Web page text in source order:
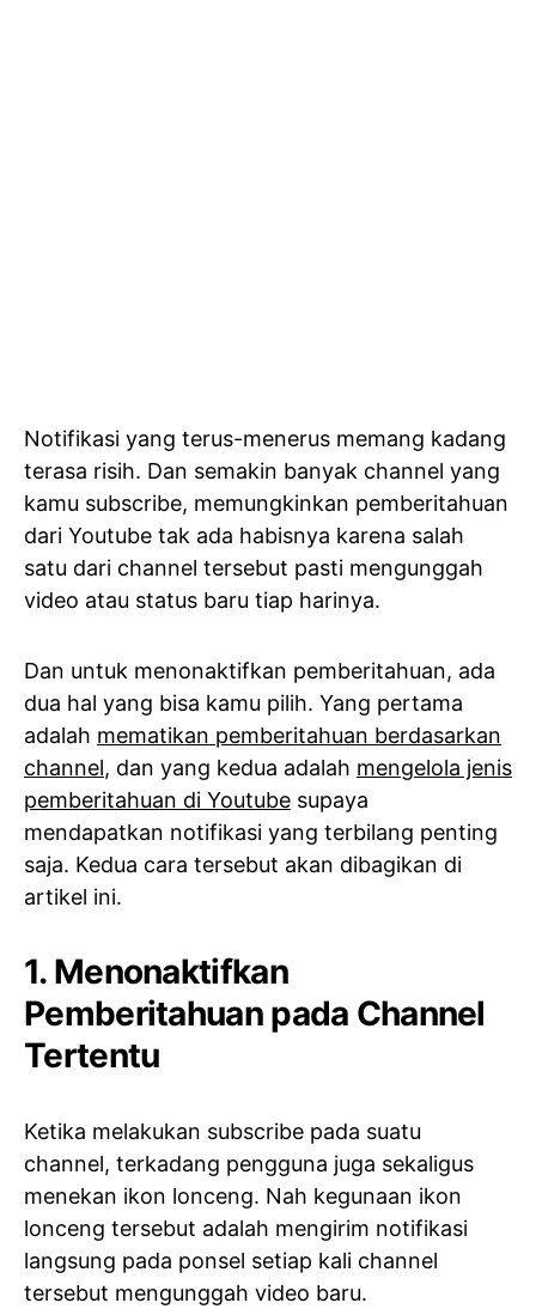
Notifikasi yang terus-menerus memang kadang
terasa risih. Dan semakin banyak channel yang
kamu subscribe, memungkinkan pemberitahuan
dari Youtube tak ada habisnya karena salah
satu dari channel tersebut pasti mengunggah
video atau status baru tiap harinya.
Dan untuk menonaktifkan pemberitahuan, ada
dua hal yang bisa kamu pilih. Yang pertama
adalah mematikan pemberitahuan berdasarkan
channel, dan yang kedua adalah mengelola jenis
pemberitahuan di Youtube supaya
mendapatkan notifikasi yang terbilang penting
saja. Kedua cara tersebut akan dibagikan di
artikel ini.
1. Menonaktifkan
Pemberitahuan pada Channel
Tertentu
Ketika melakukan subscribe pada suatu
channel, terkadang pengguna juga sekaligus
menekan ikon lonceng. Nah kegunaan ikon
lonceng tersebut adalah mengirim notifikasi
langsung pada ponsel setiap kali channel
tersebut mengunggah video baru.